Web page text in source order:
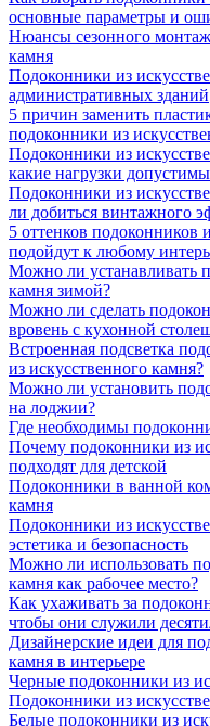
основные параметры и
Нюансы сезонного
камня
Подоконники из
административных зданий
5 причин заменить
подоконники из
Подоконники из
какие нагрузки
Подоконники из
ли добиться винтажного
5 оттенков подоконников
подойдут к любому
Можно ли устанавливать
камня зимой?
Можно ли сделать
вровень с кухонной
Встроенная подсветка
из искусственного камня?
Можно ли установить
на лоджии?
Где необходимы
Почему подоконники из
подходят для детской
Подоконники в ванной
камня
Подоконники из
эстетика и безопасность
Можно ли использовать
камня как рабочее место?
Как ухаживать за
чтобы они служили
Дизайнерские идеи для
камня в интерьере
Черные подоконники из
Подоконники из
Белые подоконники из